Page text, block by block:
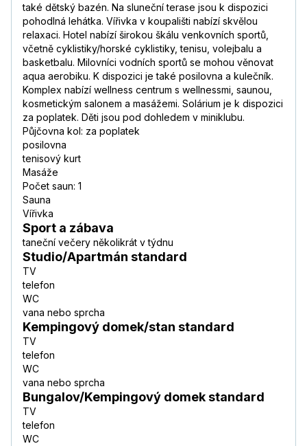
také dětský bazén. Na sluneční terase jsou k dispozici
pohodlná lehátka. Vířivka v koupališti nabízí skvělou
relaxaci. Hotel nabízí širokou škálu venkovních sportů,
včetně cyklistiky/horské cyklistiky, tenisu, volejbalu a
basketbalu. Milovníci vodních sportů se mohou věnovat
aqua aerobiku. K dispozici je také posilovna a kulečník.
Komplex nabízí wellness centrum s wellnessmi, saunou,
kosmetickým salonem a masážemi. Solárium je k dispozici
za poplatek. Děti jsou pod dohledem v miniklubu.
Půjčovna kol: za poplatek
posilovna
tenisový kurt
Masáže
Počet saun: 1
Sauna
Vířivka
Sport a zábava
taneční večery několikrát v týdnu
Studio/Apartmán standard
TV
telefon
WC
vana nebo sprcha
Kempingový domek/stan standard
TV
telefon
WC
vana nebo sprcha
Bungalov/Kempingový domek standard
TV
telefon
WC